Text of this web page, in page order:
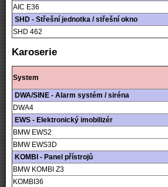
AIC E36
SHD - Střešní jednotka / střešní okno
SHD 462
Karoserie
System
DWA/SINE - Alarm systém / siréna
DWA4
EWS - Elektronický imobilizér
BMW EWS2
BMW EWS3D
KOMBI - Panel přístrojů
BMW KOMBI Z3
KOMBI36